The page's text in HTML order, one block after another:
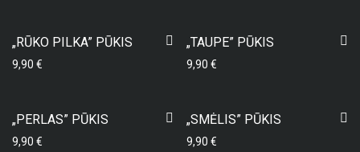
„RŪKO PILKA” PŪKIS
9,90 €
„TAUPE” PŪKIS
9,90 €
„PERLAS” PŪKIS
9,90 €
„SMĖLIS” PŪKIS
9,90 €